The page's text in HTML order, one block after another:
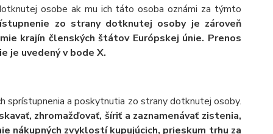
osobe ak mu ich táto osoba oznámi za týmto
zo strany dotknutej osoby je zároveň
krajín členských štátov Európskej únie. Prenos
je uvedený v bode X.
sprístupnenia a poskytnutia zo strany dotknutej osoby.
zhromažďovať, šíriť a zaznamenávať zistenia,
nákupných zvyklostí kupujúcich, prieskum trhu za